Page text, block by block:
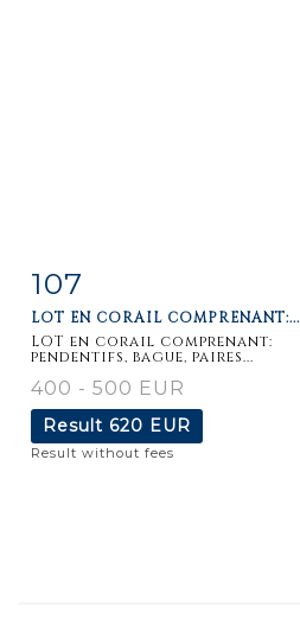
Item detail
107
LOT EN CORAIL COMPRENANT:...
LOT en corail comprenant:
pendentifs, bague, paires...
400 - 500 EUR
Result 620 EUR
Result without fees